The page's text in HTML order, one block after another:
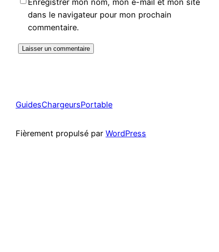
dans le navigateur pour mon prochain
commentaire.
GuidesChargeursPortable
Fièrement propulsé par WordPress